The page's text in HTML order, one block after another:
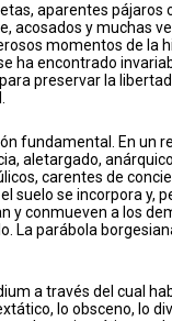
aparentes pájaros
acosados y muchas
momentos de la
ha encontrado
preservar la
fundamental. En un
aletargado,
carentes de
suelo se incorpora y,
y conmueven a los
La parábola
a través del cual
lo obsceno, lo